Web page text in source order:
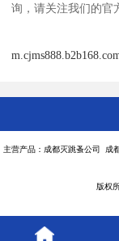
询，请关注我们的官
主营产品：成都灭跳蚤公司 成
版权